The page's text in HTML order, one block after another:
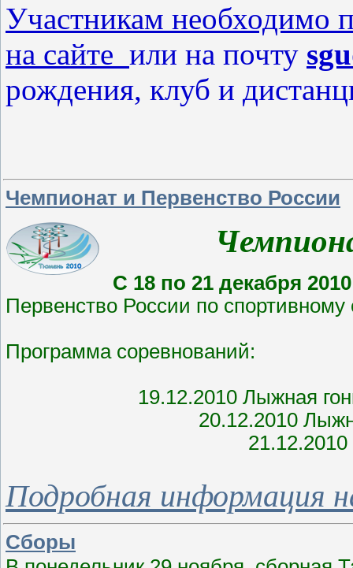
Участникам необходимо
на сайте или на почту
рождения, клуб и
Чемпионат и Первенство России
С 18 по 21 декабря
Первенство России по
Программа соревнований:
19.12.2010 Лыжная гонка
20.12.2010 Лыжная
21.12.2010 Лыжная
Подробная информация
Сборы